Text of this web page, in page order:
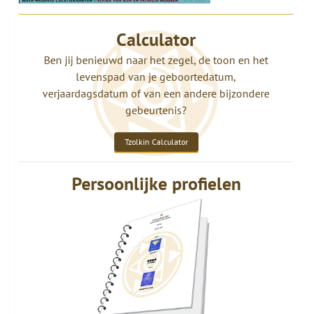
Calculator
Ben jij benieuwd naar het zegel, de toon en het
levenspad van je geboortedatum,
verjaardagsdatum of van een andere bijzondere
gebeurtenis?
Tzolkin Calculator
Persoonlijke profielen